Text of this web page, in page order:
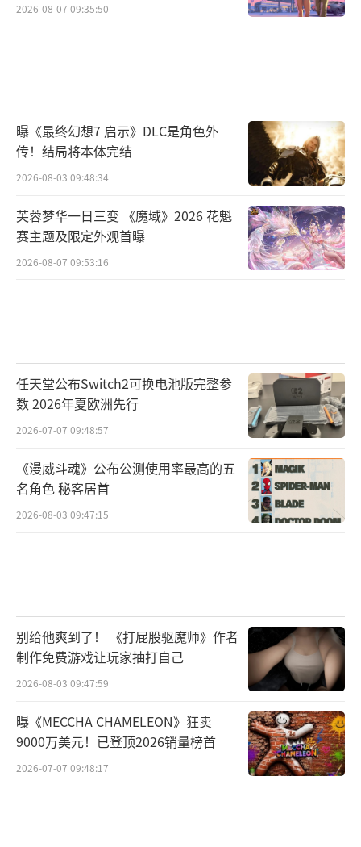
2026-08-07 09:35:50
曝《最终幻想7 启示》DLC是角色外
传！结局将本体完结
2026-08-03 09:48:34
芙蓉梦华一日三变 《魔域》2026 花魁
赛主题及限定外观首曝
2026-08-07 09:53:16
任天堂公布Switch2可换电池版完整参
数 2026年夏欧洲先行
2026-07-07 09:48:57
《漫威斗魂》公布公测使用率最高的五
名角色 秘客居首
2026-08-03 09:47:15
别给他爽到了！ 《打屁股驱魔师》作者
制作免费游戏让玩家抽打自己
2026-08-03 09:47:59
曝《MECCHA CHAMELEON》狂卖
9000万美元！已登顶2026销量榜首
2026-07-07 09:48:17